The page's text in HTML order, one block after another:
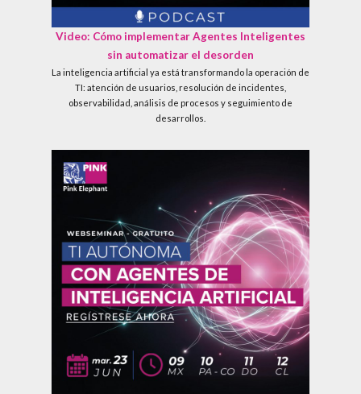
Video: Cómo implementar Agentes Inteligentes
sin automatizar el desorden
La inteligencia artificial ya está transformando la operación de
TI: atención de usuarios, resolución de incidentes,
observabilidad, análisis de procesos y seguimiento de
desarrollos.